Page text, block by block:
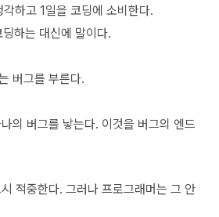
하고 1일을 코딩에 소비한다.
하는 대신에 말이다.
버그를 부른다.
의 버그를 낳는다. 이것을 버그의 엔드
적중한다. 그러나 프로그래머는 그 안